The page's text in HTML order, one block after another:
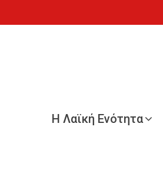
Η Λαϊκή Ενότητα